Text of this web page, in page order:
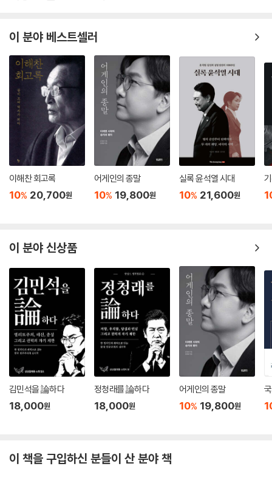
타운홀미팅은 무엇을 바꾸었는가
독서는 당당한 말하기의 출발점인가
기술보다 사유가 먼저인가
인문학은 어떻게 도덕 언어를 만드는가
멋보다 의미가 중요한 이유
고전은 어떻게 논증 근육을 키우는가
답하기 전에 왜 질문을 다시 묻는가
즉흥 답변의 저장고는 어떻게 만들어지는가
반대자와 대화하는 힘은 어디서 오는가
설득의 영역과 불설득의 경계
속도를 조절하는 힘은 어디서 오는가
질문에 강한 사람은 어떻게 만들어지는가
법과 정의는 어떻게 언어가 되는가
사회과학과 인문학은 어떻게 실천이 되는가
끊임없이 공부하는 정치인의 힘
이재명의 스피치에 스며든 책들
글쓰기는 어떻게 시작되는가
소재는 발견인가, 축적인가
고전은 왜 사고의 근육인가
고전을 현재형으로 읽는다는 것
말은 왜 갑자기 나오지 않는가
글쓰기는 즉흥 발언을 어떻게 만드는가
좋은 글은 왜 세상을 움직이는가
좋은 글은 설명인가, 대화인가
자의 말은 무엇을 남겨야 하는가. 감동인가, 구조인가. 수사인가, 책임인가.
말이 통치가 되는 과정을 통해 민주주의의 작동 방식을 다시 생각하게 만
든다.
이 분야 베스트셀러
이해찬 회고록
10% 20,700원
어게인의 종말
10% 19,800원
실록 윤석열 시대
10% 21,600원
이 분야 신상품
김민석을 論하다
18,000원
정청래를 論하다
18,000원
어게인의 종말
10% 19,800원
이 책을 구입하신 분들이 산 분야 책